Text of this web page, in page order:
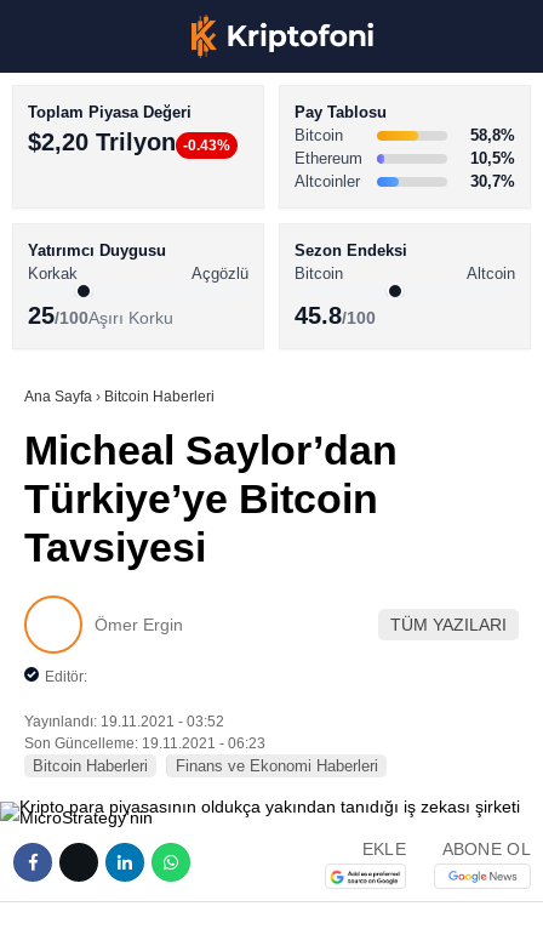
Youtube
TikTok
BİTCOİN HABERLERİ
ALTCOİN HABERLERİ
SÖZLÜK
Toplam Piyasa Değeri
$2,20 Trilyon -0.43%
Pay Tablosu
Bitcoin
58,8%
Ethereum
10,5%
Altcoinler
30,7%
Yatırımcı Duygusu
Korkak
Açgözlü
25/100Aşırı Korku
Sezon Endeksi
Bitcoin
Altcoin
45.8/100
Ana Sayfa › Bitcoin Haberleri
Micheal Saylor’dan
Türkiye’ye Bitcoin
Tavsiyesi
Ömer Ergin TÜM YAZILARI
Editör:
Yayınlandı: 19.11.2021 - 03:52
Son Güncelleme: 19.11.2021 - 06:23
Bitcoin Haberleri Finans ve Ekonomi Haberleri
EKLE ABONE OL